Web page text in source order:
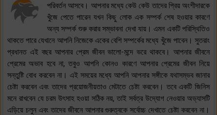
পরিবর্তন আসবে। আপনার মধ্যে কেউ কেউ তাদের প্রিয় অংশীদারকে
খুঁজে পেতে পারেন যখন কিছু লোক এক সম্পর্ক শেষ হওয়ার কারণে
অন্য সম্পর্ক শুরু করার সম্ভাবনা দেখা যায়। এমন একটি পরিস্থিতিও
থাকতে পারে যেখানে আপনি নিজেকে একের বেশি সম্পর্কের মধ্যে খুঁজে পাবেন। সুতরাং
প্রধানত এই বছর আপনার প্রেম জীবন ভালো-মন্দে ভরে থাকবে। আপনার জীবনে
প্রেমের অভাব হবে না, তবুও আপনি কোনও কারণে আপনার প্রেমের জীবন নিয়ে
সন্তুষ্টি বোধ করবেন না। এই সময়ের মধ্যে আপনি আপনার সঙ্গীকে যথাসম্ভব জানার
চেষ্টা করবেন এবং তাদের প্রয়োজনীয়তাও মেটাতে চেষ্টা করবেন। তবে একটি জিনিস
মনে রাখবেন যে চরম উৎসাহ হওয়া সঠিক নয়, তাই সর্বত্র উদ্যোগ নেওয়ার অভ্যাসটি
এড়িয়ে চলুন এবং তাদের জীবনে আপনার গুরুত্বকে সর্বোচ্চ দেখাতে চেষ্টা করবেন না।